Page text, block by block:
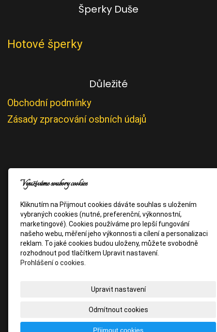
Šperky Duše
Hotové šperky
Důležité
Obchodní podmínky
Zásady zpracování osbních údajů
Využíváme soubory cookies
Kliknutím na Přijmout cookies dáváte souhlas s uložením
vybraných cookies (nutné, preferenční, výkonnostní,
marketingové). Cookies používáme pro lepší fungování
našeho webu, měření jeho výkonnosti a cílení a personalizaci
reklam. To jaké cookies budou uloženy, můžete svobodně
rozhodnout pod tlačítkem Upravit nastavení.
Prohlášení o cookies.
Upravit nastavení
Odmítnout cookies
Přijmout cookies